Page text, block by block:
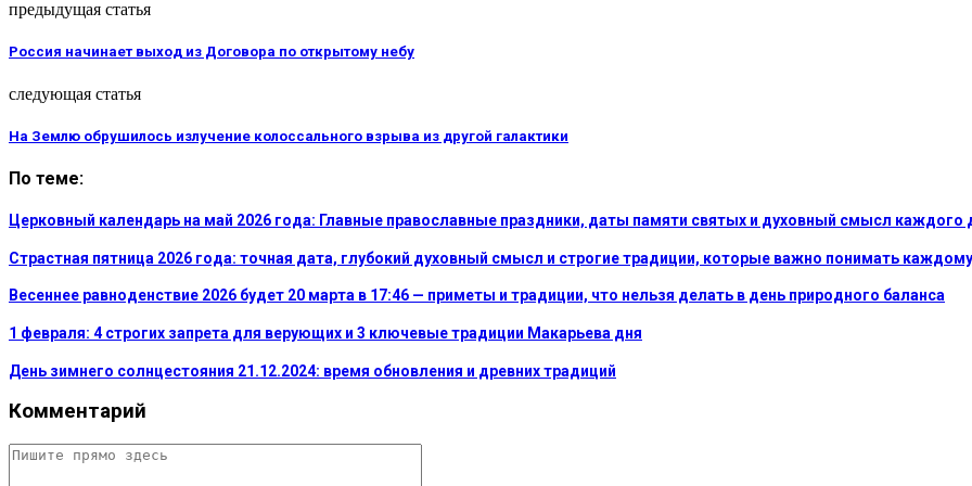
предыдущая статья
Россия начинает выход из Договора по открытому небу
следующая статья
На Землю обрушилось излучение колоссального взрыва из другой галактики
По теме:
Церковный календарь на май 2026 года: Главные православные праздники, даты памяти святых и духовный смысл каждого
Страстная пятница 2026 года: точная дата, глубокий духовный смысл и строгие традиции, которые важно понимать
Весеннее равноденствие 2026 будет 20 марта в 17:46 — приметы и традиции, что нельзя делать в день природного баланса
1 февраля: 4 строгих запрета для верующих и 3 ключевые традиции Макарьева дня
День зимнего солнцестояния 21.12.2024: время обновления и древних традиций
Комментарий